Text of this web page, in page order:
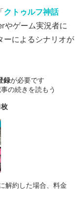
クトゥルフ神話
やゲーム実況者に
ーによるシナリオが
録が必要です
の続きを読もう
解約した場合、料金